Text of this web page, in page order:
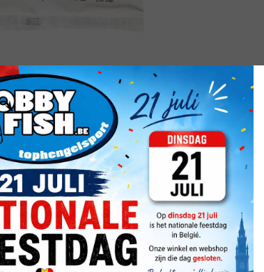
Afbeelding vergroten
geur, het heeft een brede kruidige geur waardoor
ervan nog te vergroten zowel voor wat betreft
voegen aan je mengeling of je kan nog een klein